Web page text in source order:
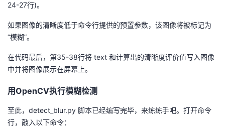
24-27行)。
如果图像的清晰度低于命令行提供的预置参数，该图像将被标记为
“模糊”。
在代码最后，第35-38行将 text 和计算出的清晰度评价值写入图像
中并将图像展示在屏幕上。
用OpenCV执行模糊检测
至此，detect_blur.py 脚本已经编写完毕，来练练手吧。打开命令
行，敲入以下命令：